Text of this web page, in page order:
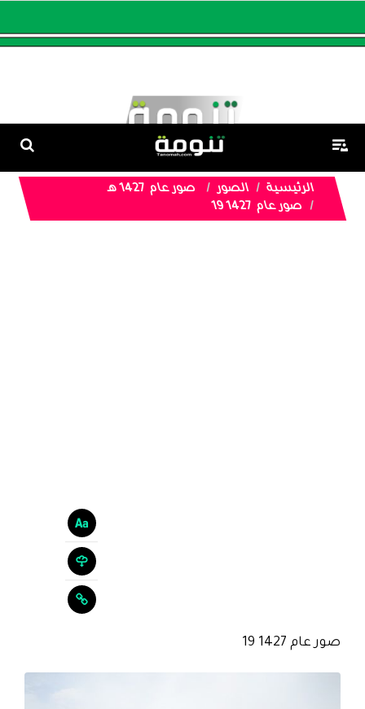
الرئيسية الصور
صور عام 1427 هـ
صور عام 1427 19
صور عام 1427 19